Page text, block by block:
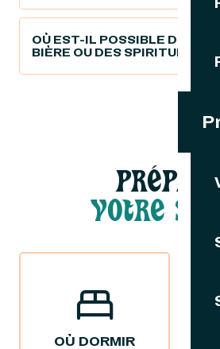
OÙ EST-IL POSSIBLE DE
BIÈRE OU DES SPIRITUEUX ?
VOTRE
OÙ DORMIR